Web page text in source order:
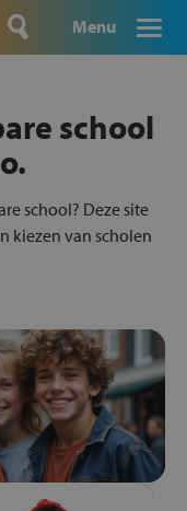
Menu
school
school? Deze site
kiezen van scholen